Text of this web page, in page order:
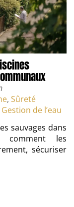
, Sûreté
Gestion de l’eau
sauvages dans
comment les
sécuriser